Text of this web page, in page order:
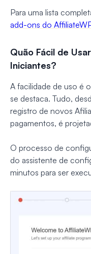
Para uma lista
add-ons do
Quão Fácil de
Iniciantes?
A facilidade de uso é
se destaca. Tudo,
registro de novos
pagamentos, é
O processo de
do assistente de
minutos para ser